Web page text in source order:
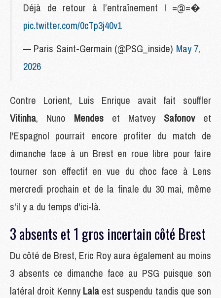
Déjà de retour à l’entraînement ! =@=�
pic.twitter.com/0cTp3j40v1
— Paris Saint-Germain (@PSG_inside) May 7,
2026
Contre Lorient, Luis Enrique avait fait souffler
Vitinha, Nuno Mendes et Matvey Safonov et
l'Espagnol pourrait encore profiter du match de
dimanche face à un Brest en roue libre pour faire
tourner son effectif en vue du choc face à Lens
mercredi prochain et de la finale du 30 mai, même
s'il y a du temps d'ici-là.
3 absents et 1 gros incertain côté Brest
Du côté de Brest, Eric Roy aura également au moins
3 absents ce dimanche face au PSG puisque son
latéral droit KennyLala est suspendu tandis que son